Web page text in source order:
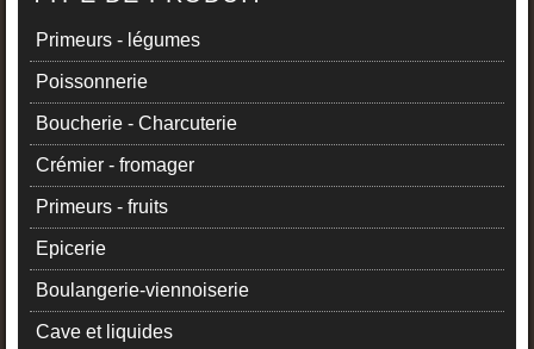
Primeurs - légumes
Poissonnerie
Boucherie - Charcuterie
Crémier - fromager
Primeurs - fruits
Epicerie
Boulangerie-viennoiserie
Cave et liquides